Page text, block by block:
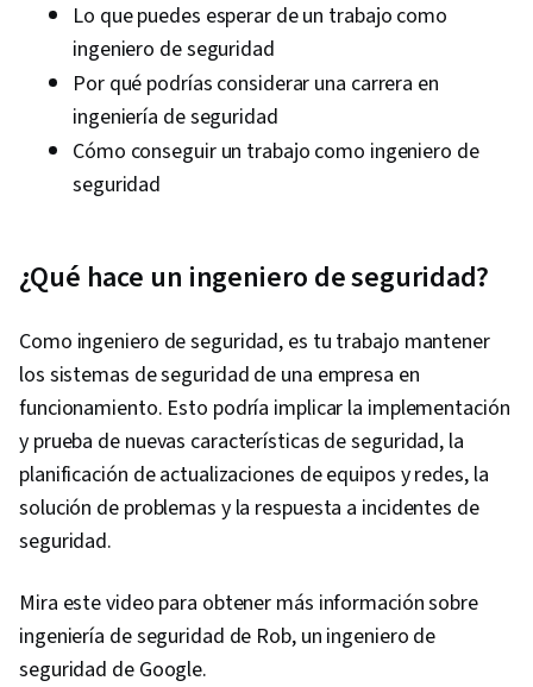
Lo que puedes esperar de un trabajo como
ingeniero de seguridad
Por qué podrías considerar una carrera en
ingeniería de seguridad
Cómo conseguir un trabajo como ingeniero de
seguridad
¿Qué hace un ingeniero de seguridad?
Como ingeniero de seguridad, es tu trabajo mantener
los sistemas de seguridad de una empresa en
funcionamiento. Esto podría implicar la implementación
y prueba de nuevas características de seguridad, la
planificación de actualizaciones de equipos y redes, la
solución de problemas y la respuesta a incidentes de
seguridad.
Mira este video para obtener más información sobre
ingeniería de seguridad de Rob, un ingeniero de
seguridad de Google.
0:00/1:10